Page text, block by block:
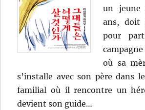
un jeune
ans, doit
pour
où sa
s’installe avec son père dans
familial où il rencontre un
devient son guide…